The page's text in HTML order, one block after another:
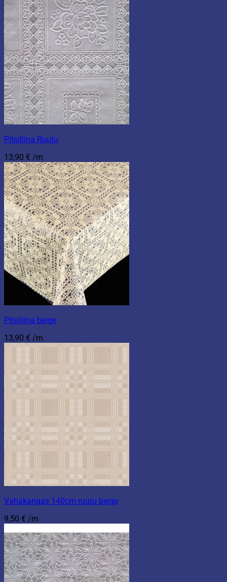
Pitsiliina Ruutu
13,90 € /m
Pitsiliina beige
13,90 € /m
Vahakangas 140cm ruutu beige
9,50 € /m